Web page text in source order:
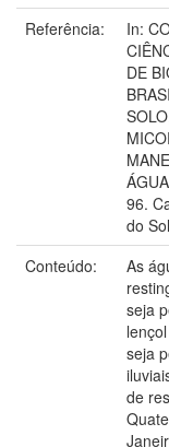
Referência:
In:
DE
96.
do
Conteúdo:
As
seja
seja
de